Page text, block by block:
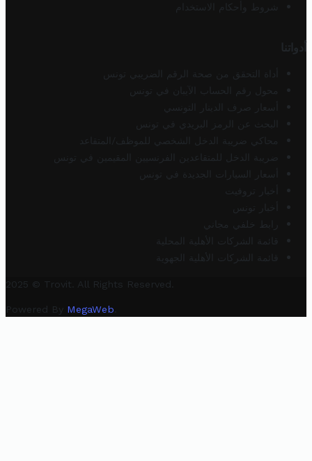
شروط وأحكام الاستخدام
أدواتنا
أداة التحقق من صحة الرقم الضريبي تونس
محول رقم الحساب الآيبان في تونس
أسعار صرف الدينار التونسي
البحث عن الرمز البريدي في تونس
محاكي ضريبة الدخل الشخصي للموظف/المتقاعد
ضريبة الدخل للمتقاعدين الفرنسيين المقيمين في تونس
أسعار السيارات الجديدة في تونس
أخبار تروفيت
أخبار تونس
رابط خلفي مجاني
قائمة الشركات الأهلية المحلية
قائمة الشركات الأهلية الجهوية
2025 © Trovit. All Rights Reserved.
Powered By MegaWeb